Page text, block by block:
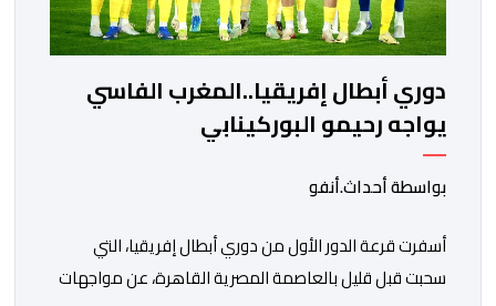
دوري أبطال إفريقيا..المغرب الفاسي
يواجه رحيمو البوركينابي
بواسطة أحداث.أنفو
أسفرت قرعة الدور الأول من دوري أبطال إفريقيا، التي
سحبت قبل قليل بالعاصمة المصرية القاهرة، عن مواجهات